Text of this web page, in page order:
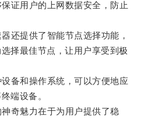
用户的上网数据安全，防止
提供了智能节点选择功能，
择最佳节点，让用户享受到极
和操作系统，可以方便地应
端设备。
魅力在于为用户提供了稳